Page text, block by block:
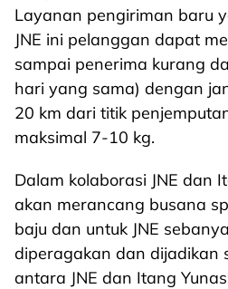
Layanan pengiriman baru
JNE ini pelanggan dapat
sampai penerima kurang
hari yang sama) dengan
20 km dari titik
maksimal 7-10 kg.
Dalam kolaborasi JNE dan
akan merancang busana
baju dan untuk JNE
diperagakan dan dijadikan
antara JNE dan Itang